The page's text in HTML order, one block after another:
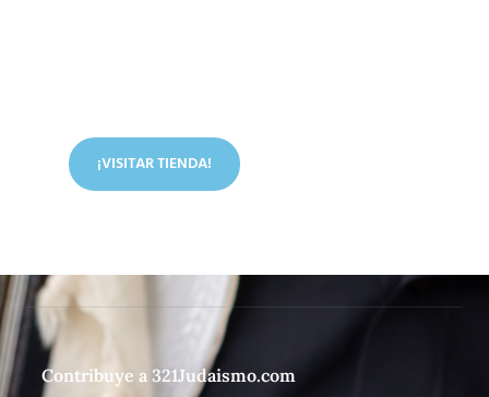
¡VISITAR TIENDA!
Contribuye a 321Judaismo.com